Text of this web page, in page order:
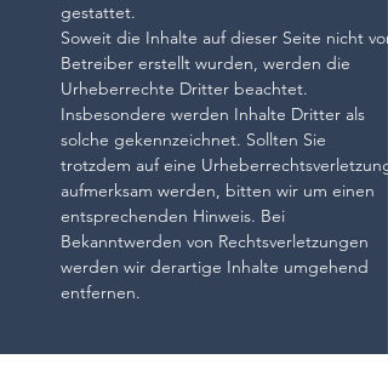
gestattet.
Soweit die Inhalte auf dieser Seite nicht vom
Betreiber erstellt wurden, werden die
Urheberrechte Dritter beachtet.
Insbesondere werden Inhalte Dritter als
solche gekennzeichnet. Sollten Sie
trotzdem auf eine Urheberrechtsverletzung
aufmerksam werden, bitten wir um einen
entsprechenden Hinweis. Bei
Bekanntwerden von Rechtsverletzungen
werden wir derartige Inhalte umgehend
entfernen.